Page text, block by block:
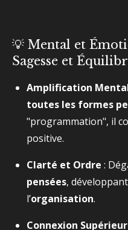
💡 Mental et
Sagesse et
Amplification
toutes les formes
"programmation", il
positive.
Clarté et Ordre :
pensées,
l’organisation.
Connexion